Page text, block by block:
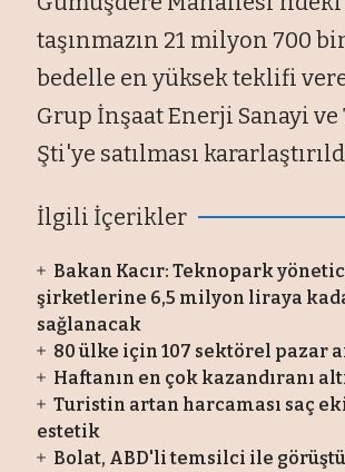
taşınmazın 21 milyon 700
bedelle en yüksek teklifi
Grup İnşaat Enerji Sanayi ve
Şti'ye satılması
İlgili İçerikler
Bakan Kacır: Teknopark
şirketlerine 6,5 milyon liraya
sağlanacak
80 ülke için 107 sektörel pazar
Haftanın en çok kazandıranı
Turistin artan harcaması saç
estetik
Bolat, ABD'li temsilci ile